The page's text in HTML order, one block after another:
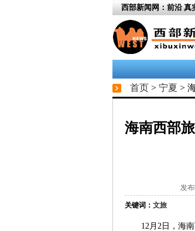
西部新闻网：前沿 真
首页 > 宁夏 >
海南西部
发布
关键词： 文旅
12月2日，海